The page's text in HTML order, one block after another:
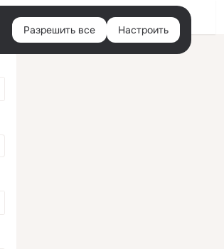
Войти
Разрешить все Настроить